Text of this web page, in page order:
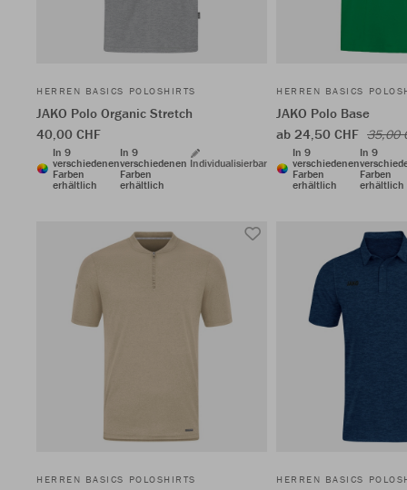
HERREN BASICS POLOSHIRTS
JAKO Polo Organic Stretch
40,00 CHF
In 9
verschiedenen
Farben
erhältlich
In 9
verschiedenen
Farben
erhältlich
Individualisierbar
HERREN BASICS
JAKO Polo Base
ab 24,50 CHF 35,00
In 9
verschiedenen
Farben
erhältlich
In 9
Farben
erhältlich
HERREN BASICS POLOSHIRTS HERREN BASICS